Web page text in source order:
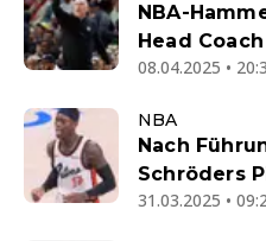
NBA-
Head Coach
08.04.2025 •
NBA
Nach
Schröders
31.03.2025 •